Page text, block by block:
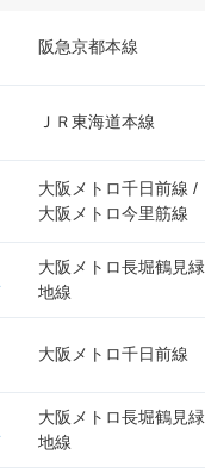
阪急京都本線
ＪＲ東海道本線
大阪メトロ千日前線 /
大阪メトロ今里筋線
大阪メトロ長堀鶴見緑
地線
大阪メトロ千日前線
大阪メトロ長堀鶴見緑
地線